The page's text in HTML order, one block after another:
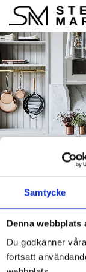
Samtycke
Denna webbplats
Du godkänner
fortsatt
Du